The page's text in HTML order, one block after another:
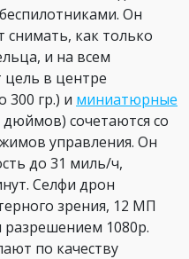
Он
снимать, как только
и на всем
в центре
300 гр.) и миниатюрные
дюймов) сочетаются со
управления. Он
до 31 миль/ч,
Селфи дрон
зрения, 12 МП
1080р.
по качеству